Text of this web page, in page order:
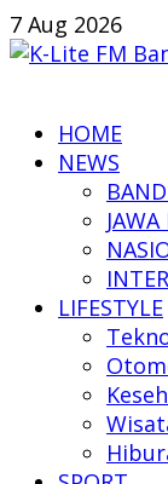
Skip
to
7 Aug 2026
Lite
Bandung
News
HOME
NEWS
LIFESTYLE